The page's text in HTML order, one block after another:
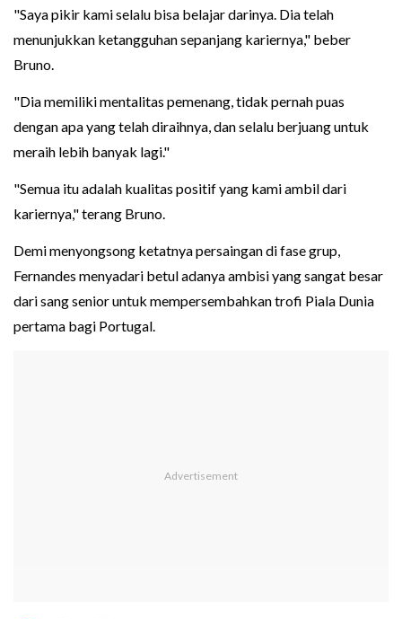
"Saya pikir kami selalu bisa belajar darinya. Dia telah
menunjukkan ketangguhan sepanjang kariernya," beber
Bruno.
"Dia memiliki mentalitas pemenang, tidak pernah puas
dengan apa yang telah diraihnya, dan selalu berjuang untuk
meraih lebih banyak lagi."
"Semua itu adalah kualitas positif yang kami ambil dari
kariernya," terang Bruno.
Demi menyongsong ketatnya persaingan di fase grup,
Fernandes menyadari betul adanya ambisi yang sangat besar
dari sang senior untuk mempersembahkan trofi Piala Dunia
pertama bagi Portugal.